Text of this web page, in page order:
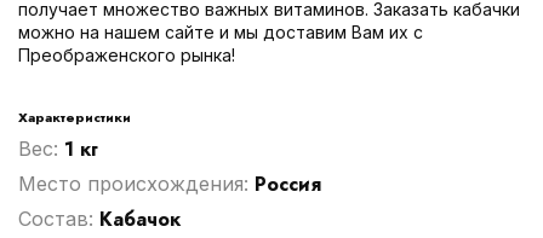
получает множество важных витаминов. Заказать кабачки
можно на нашем сайте и мы доставим Вам их с
Преображенского рынка!
Характеристики
Вес: 1 кг
Место происхождения: Россия
Cостав: Кабачок